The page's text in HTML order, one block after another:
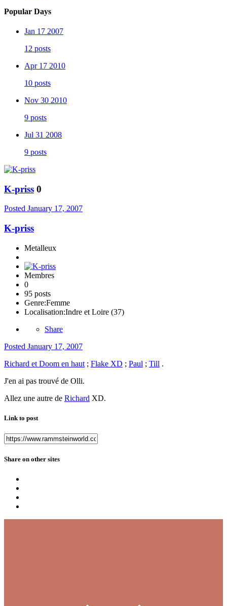
Popular Days
Jan 17 2007
12 posts
Apr 17 2010
10 posts
Nov 30 2010
9 posts
Jul 31 2008
9 posts
K-priss 0
Posted January 17, 2007
K-priss
Metalleux
Membres
0
95 posts
Genre:Femme
Localisation:Indre et Loire (37)
Share
Posted January 17, 2007
Richard et Doom en haut ; Flake XD ; Paul ; Till .
J'en ai pas trouvé de Olli.
Allez une autre de Richard XD.
Link to post
Share on other sites